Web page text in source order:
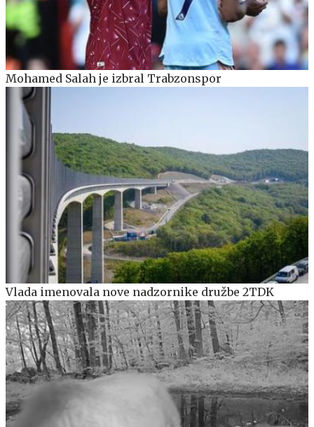
Mohamed Salah je izbral Trabzonspor
Vlada imenovala nove nadzornike družbe 2TDK